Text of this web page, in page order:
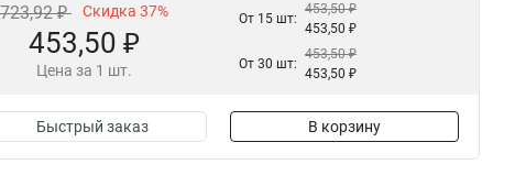
723,92 ₽ Скидка 37%
453,50 ₽
Цена за 1 шт.
От 15 шт:
453,50 ₽
453,50 ₽
От 30 шт:
453,50 ₽
453,50 ₽
Быстрый заказ В корзину